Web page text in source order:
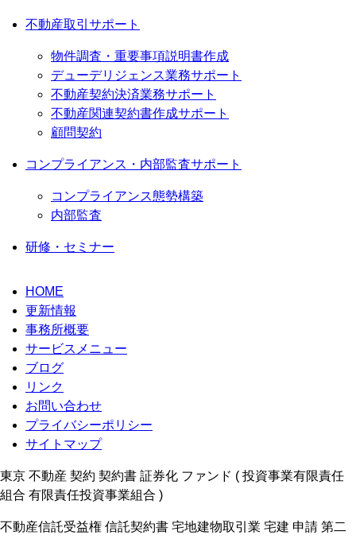
不動産取引サポート
物件調査・重要事項説明書作成
デューデリジェンス業務サポート
不動産契約決済業務サポート
不動産関連契約書作成サポート
顧問契約
コンプライアンス・内部監査サポート
コンプライアンス態勢構築
内部監査
研修・セミナー
HOME
更新情報
事務所概要
サービスメニュー
ブログ
リンク
お問い合わせ
プライバシーポリシー
サイトマップ
東京 不動産 契約 契約書 証券化 ファンド ( 投資事業有限責任
組合 有限責任投資事業組合 )
不動産信託受益権 信託契約書 宅地建物取引業 宅建 申請 第二